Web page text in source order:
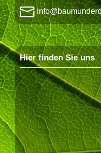
Hier finden Sie uns